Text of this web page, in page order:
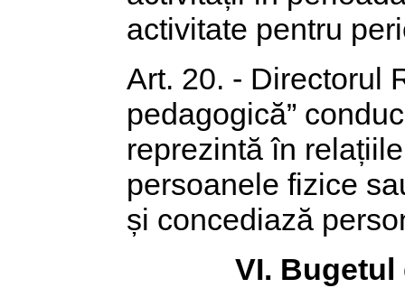
activitate pentru
Art. 20. - Directorul
pedagogică”
reprezintă în
persoanele fizice
și concediază
VI.